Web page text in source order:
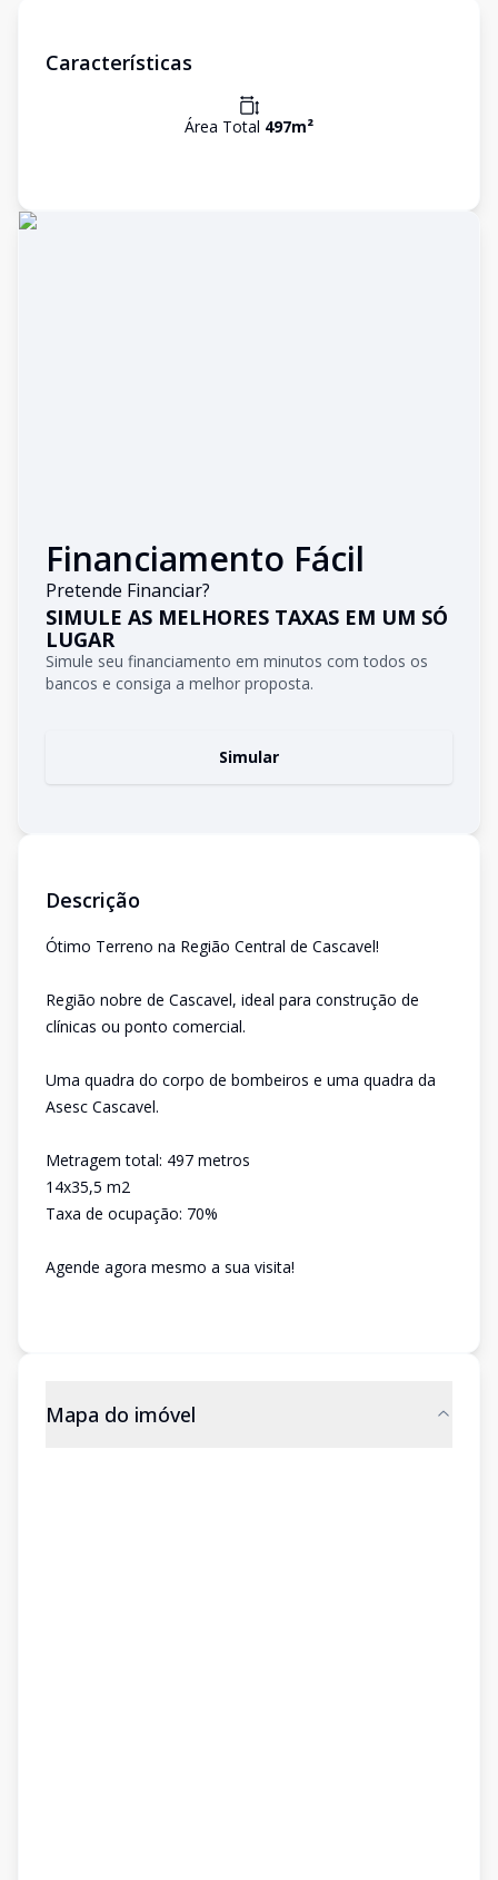
Características
Área Total 497m²
Financiamento Fácil
Pretende Financiar?
SIMULE AS MELHORES TAXAS EM UM SÓ
LUGAR
Simule seu financiamento em minutos com todos os
bancos e consiga a melhor proposta.
Simular
Descrição
Ótimo Terreno na Região Central de Cascavel!
Região nobre de Cascavel, ideal para construção de
clínicas ou ponto comercial.
Uma quadra do corpo de bombeiros e uma quadra da
Asesc Cascavel.
Metragem total: 497 metros
14x35,5 m2
Taxa de ocupação: 70%
Agende agora mesmo a sua visita!
Mapa do imóvel